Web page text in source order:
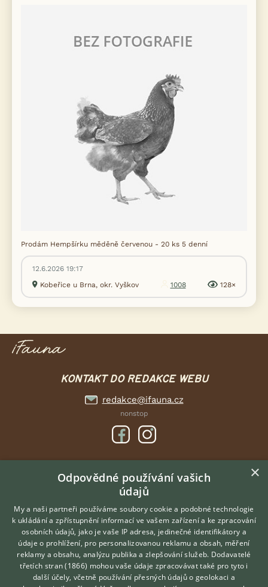
Prodám Hempšírku měděně červenou - 20 ks 5 denní
12.6.2026 19:17
Kobeřice u Brna, okr. Vyškov
1008 128×
KONTAKT DO REDAKCE WEBU
redakce@ifauna.cz
nonstop
DOMOVSKÁ STRÁNKA
INZERCE
DISKUSE
ČLÁNKY
O nás
Kontakt
Možnosti zvýraznění inzerátů
Hledáte zvířecího kamaráda?
Zdarma vám poradí
×
Odpovědné používání vašich
údajů
My a naši partneři používáme soubory cookie a podobné technologie
k ukládání a zpřístupnění informací ve vašem zařízení a ke zpracování
osobních údajů, jako je vaše IP adresa, jedinečné identifikátory a
údaje o prohlížení, pro personalizovanou reklamu a obsah, měření
reklamy a obsahu, analýzu publika a zlepšování služeb. Dodavatelé
třetích stran (1866) mohou vaše údaje zpracovávat také pro tyto i
další účely, včetně používání přesných údajů o geolokaci a